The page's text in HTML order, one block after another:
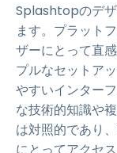
Splashtopのデザ
ます。プラット
ザーにとって直
プルなセットア
やすいインター
な技術的知識や
は対照的であり
にとってアクセ